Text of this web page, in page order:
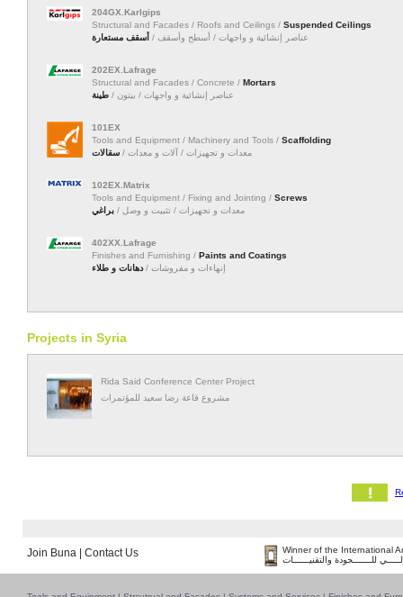
204GX.Karlgips
Structural and Facades / Roofs and Ceilings / Suspended Ceilings
عناصر إنشائية و واجهات / أسطح وأسقف / أسقف مستعارة
202EX.Lafrage
Structural and Facades / Concrete / Mortars
عناصر إنشائية و واجهات / بيتون / طينة
101EX
Tools and Equipment / Machinery and Tools / Scaffolding
معدات و تجهيزات / آلات و معدات / سقالات
102EX.Matrix
Tools and Equipment / Fixing and Jointing / Screws
معدات و تجهيزات / تثبيت و وصل / براغي
402XX.Lafrage
Finishes and Furnishing / Paints and Coatings
إنهاءات و مفروشات /دهانات و طلاء
Projects in Syria
Rida Said Conference Center Project
مشروع قاعة رضا سعيد للمؤتمرات
Join Buna Contact Us
Winner of the International
للـــــــجودة والتقنيــــــات